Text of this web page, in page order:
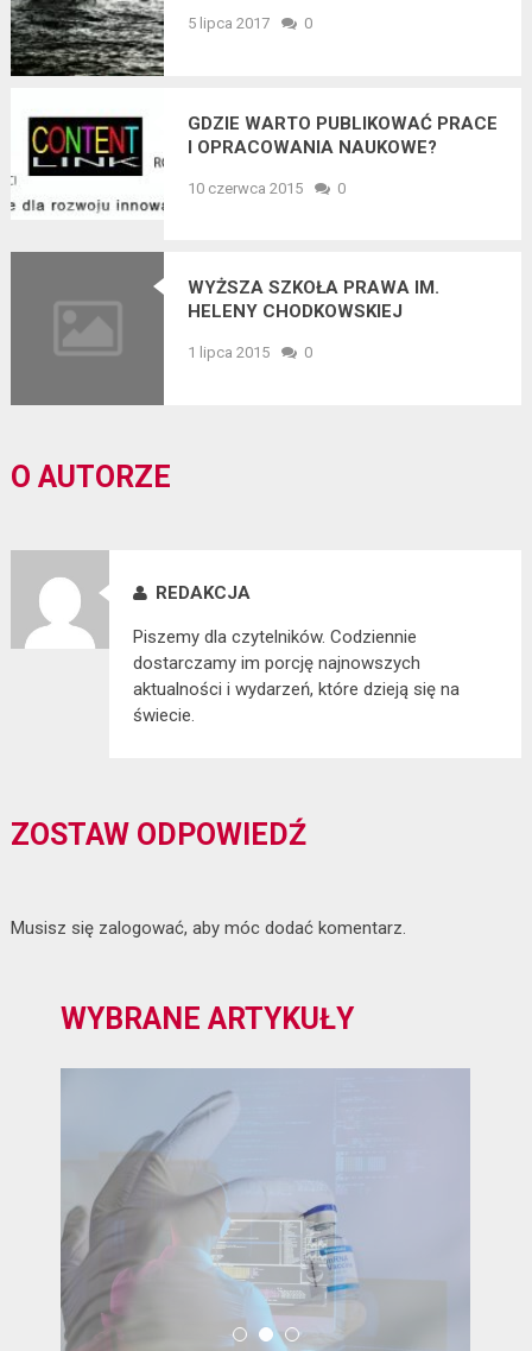
5 lipca 2017 0
GDZIE WARTO PUBLIKOWAĆ PRACE
I OPRACOWANIA NAUKOWE?
10 czerwca 2015 0
WYŻSZA SZKOŁA PRAWA IM.
HELENY CHODKOWSKIEJ
1 lipca 2015 0
O AUTORZE
REDAKCJA
Piszemy dla czytelników. Codziennie
dostarczamy im porcję najnowszych
aktualności i wydarzeń, które dzieją się na
świecie.
ZOSTAW ODPOWIEDŹ
Musisz się zalogować, aby móc dodać komentarz.
WYBRANE ARTYKUŁY